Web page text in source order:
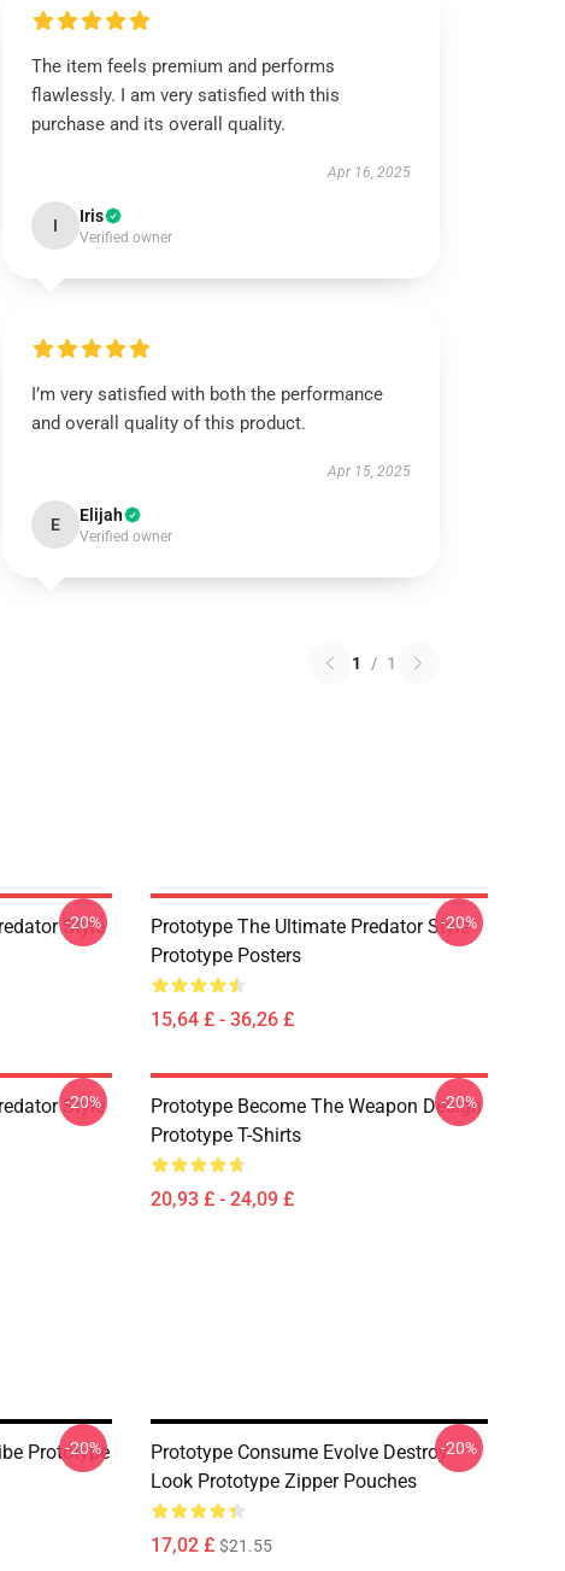
The item feels premium and performs
flawlessly. I am very satisfied with this
purchase and its overall quality.
Apr 16, 2025
I Iris
Verified owner
I’m very satisfied with both the performance
and overall quality of this product.
Apr 15, 2025
E Elijah
Verified owner
1 / 1
Style
-20%
Prototype The Ultimate Predator Style
Prototype Posters
15,64 £ - 36,26 £
-20%
Style
-20%
Prototype Become The Weapon Design
Prototype T-Shirts
20,93 £ - 24,09 £
-20%
Prototype
-20%
Prototype Consume Evolve Destroy
Look Prototype Zipper Pouches
17,02 £ $21.55
-20%